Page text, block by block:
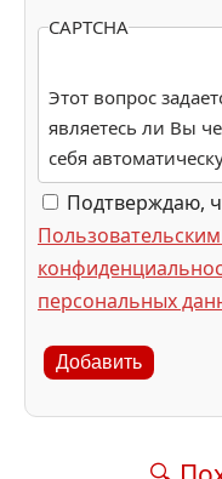
CAPTCHA
Этот вопрос
являетесь ли Вы
себя
Подтверждаю,
персональных
Добавить